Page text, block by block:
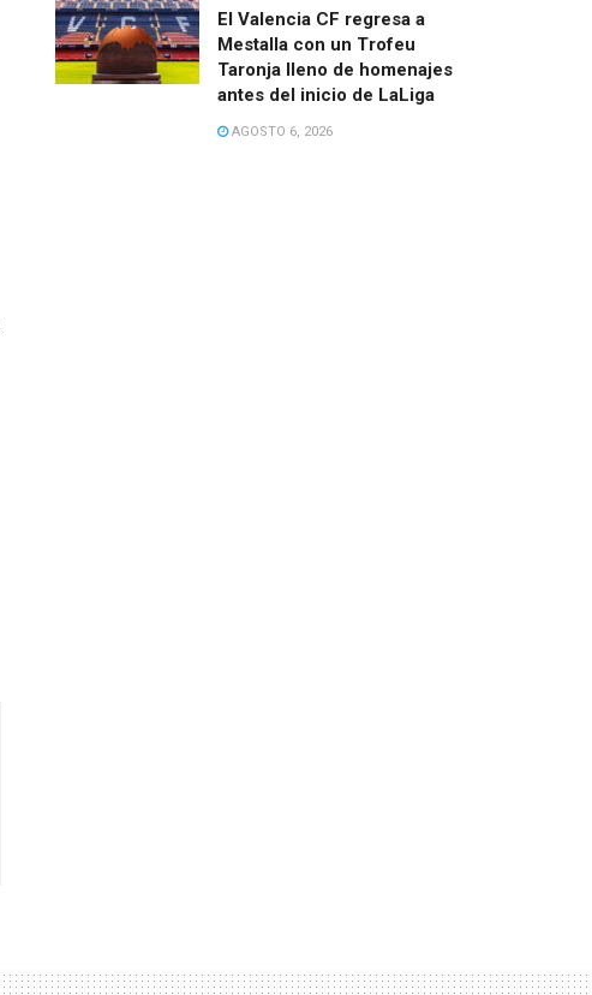
El Valencia CF regresa a
Mestalla con un Trofeu
Taronja lleno de homenajes
antes del inicio de LaLiga
AGOSTO 6, 2026